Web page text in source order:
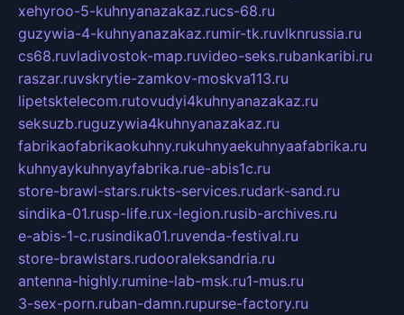
xehyroo-5-kuhnyanazakaz.rucs-68.ru
guzywia-4-kuhnyanazakaz.rumir-tk.ruvlknrussia.ru
cs68.ruvladivostok-map.ruvideo-seks.rubankaribi.ru
raszar.ruvskrytie-zamkov-moskva113.ru
lipetsktelecom.rutovudyi4kuhnyanazakaz.ru
seksuzb.ruguzywia4kuhnyanazakaz.ru
fabrikaofabrikaokuhny.rukuhnyaekuhnyaafabrika.ru
kuhnyaykuhnyayfabrika.rue-abis1c.ru
store-brawl-stars.rukts-services.rudark-sand.ru
sindika-01.rusp-life.rux-legion.rusib-archives.ru
e-abis-1-c.rusindika01.ruvenda-festival.ru
store-brawlstars.rudooraleksandria.ru
antenna-highly.rumine-lab-msk.ru1-mus.ru
3-sex-porn.ruban-damn.rupurse-factory.ru